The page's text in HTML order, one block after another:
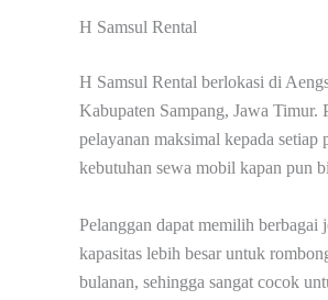
H Samsul Rental
H Samsul Rental berlokasi di
Kabupaten Sampang, Jawa Timur.
pelayanan maksimal kepada
kebutuhan sewa mobil kapan pun
Pelanggan dapat memilih
kapasitas lebih besar untuk
bulanan, sehingga sangat cocok